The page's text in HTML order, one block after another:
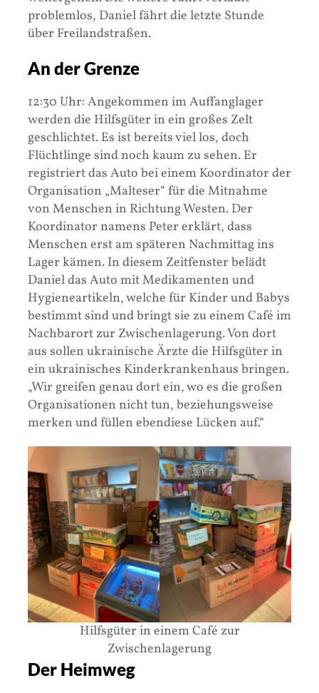
problemlos, Daniel fährt die letzte Stunde
über Freilandstraßen.
An der Grenze
12:30 Uhr: Angekommen im Auffanglager
werden die Hilfsgüter in ein großes Zelt
geschlichtet. Es ist bereits viel los, doch
Flüchtlinge sind noch kaum zu sehen. Er
registriert das Auto bei einem Koordinator der
Organisation „Malteser“ für die Mitnahme
von Menschen in Richtung Westen. Der
Koordinator namens Peter erklärt, dass
Menschen erst am späteren Nachmittag ins
Lager kämen. In diesem Zeitfenster belädt
Daniel das Auto mit Medikamenten und
Hygieneartikeln, welche für Kinder und Babys
bestimmt sind und bringt sie zu einem Café im
Nachbarort zur Zwischenlagerung. Von dort
aus sollen ukrainische Ärzte die Hilfsgüter in
ein ukrainisches Kinderkrankenhaus bringen.
„Wir greifen genau dort ein, wo es die großen
Organisationen nicht tun, beziehungsweise
merken und füllen ebendiese Lücken auf.“
Hilfsgüter in einem Café zur
Zwischenlagerung
Der Heimweg